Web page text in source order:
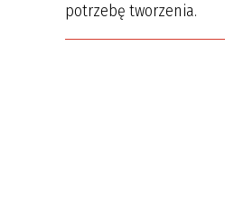
potrzebę tworzenia.